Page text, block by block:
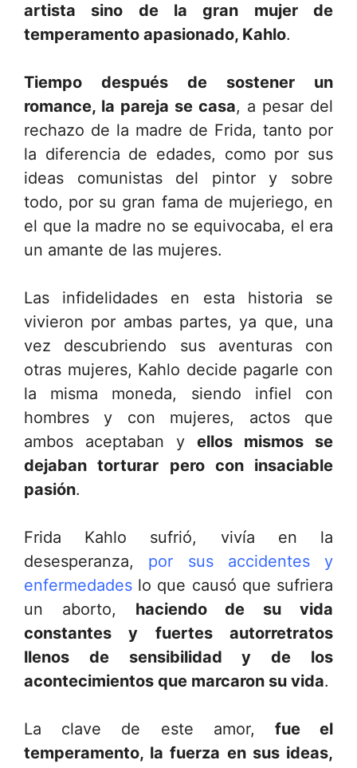
artista sino de la gran mujer de
temperamento apasionado, Kahlo.
Tiempo después de sostener un
romance, la pareja se casa, a pesar del
rechazo de la madre de Frida, tanto por
la diferencia de edades, como por sus
ideas comunistas del pintor y sobre
todo, por su gran fama de mujeriego, en
el que la madre no se equivocaba, el era
un amante de las mujeres.
Las infidelidades en esta historia se
vivieron por ambas partes, ya que, una
vez descubriendo sus aventuras con
otras mujeres, Kahlo decide pagarle con
la misma moneda, siendo infiel con
hombres y con mujeres, actos que
ambos aceptaban y ellos mismos se
dejaban torturar pero con insaciable
pasión.
Frida Kahlo sufrió, vivía en la
desesperanza, por sus accidentes y
enfermedades lo que causó que sufriera
un aborto, haciendo de su vida
constantes y fuertes autorretratos
llenos de sensibilidad y de los
acontecimientos que marcaron su vida.
La clave de este amor, fue el
temperamento, la fuerza en sus ideas,